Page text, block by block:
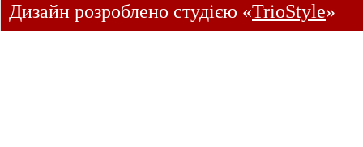
Дизайн розроблено студією «TrioStyle»